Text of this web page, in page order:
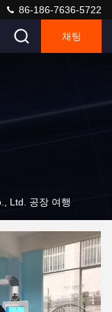
86-186-7636-5722
채팅
Ltd. 공장 여행